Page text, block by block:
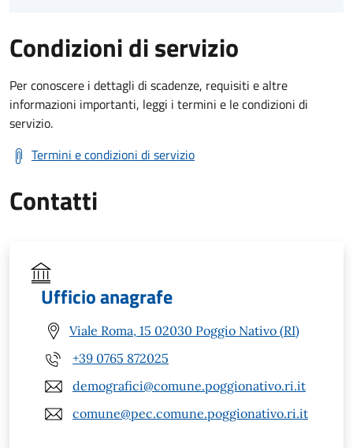
Condizioni di servizio
Per conoscere i dettagli di scadenze, requisiti e altre
informazioni importanti, leggi i termini e le condizioni di
servizio.
Termini e condizioni di servizio
Contatti
Ufficio anagrafe
Viale Roma, 15 02030 Poggio Nativo (RI)
+39 0765 872025
demografici@comune.poggionativo.ri.it
comune@pec.comune.poggionativo.ri.it